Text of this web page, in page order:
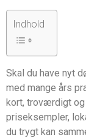
Indhold
Skal du have nyt
med mange års
kort, troværdigt
priseksempler,
du trygt kan